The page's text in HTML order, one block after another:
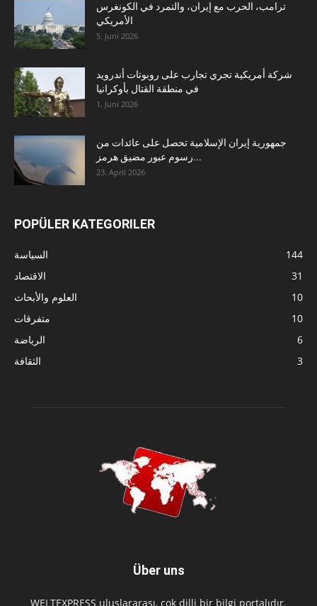
ترامب، الحرب مع إيران، والتمرد في الكونغرس
الأمريكي
5. Juni 2026
شركة أمريكية تجري تجارب على روبوتات أندرويد
في منطقة القتال بأوكرانيا
1. Juni 2026
جمهورية إيران الإسلامية تحصل على عائدات من
رسوم عبور مضيق هرمز...
23. April 2026
POPÜLER KATEGORILER
السياسة
144
الاقتصاد
31
العلوم والأبحاث
10
متفرقات
10
الرياضة
6
الثقافة
3
Über uns
WELTEXPRESS uluslararası, çok dilli bir bilgi portalıdır.